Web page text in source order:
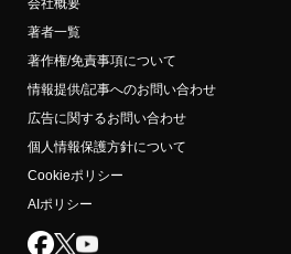
会社概要
著者一覧
著作権/免責事項について
情報提供/記事へのお問い合わせ
広告に関するお問い合わせ
個人情報保護方針について
Cookieポリシー
AIポリシー